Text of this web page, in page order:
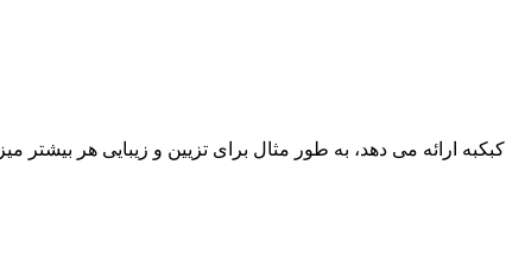
ارائه می دهد، به طور مثال برای تزیین و زیبایی هر بیشتر میز